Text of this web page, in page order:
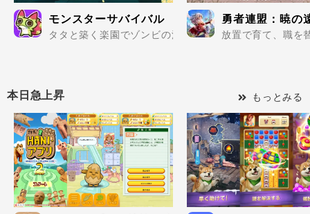
モンスターサバイバル
タタと築く楽園でゾンビの波を迎え撃て..
勇者連盟：暁の
放置で育て、職を
本日急上昇 もっとみる